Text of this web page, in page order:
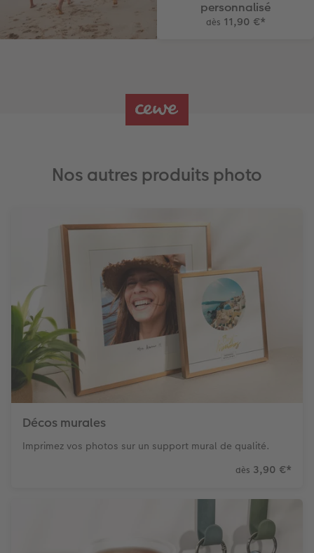
personnalisé
dès 11,90 €*
Nos autres produits photo
Décos murales
Imprimez vos photos sur un support mural de qualité.
dès 3,90 €*